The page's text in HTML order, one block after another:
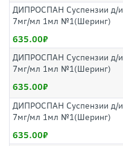
ДИПРОСПАН Суспензии д/и
7мг/мл 1мл №1(Шеринг)
635.00
ДИПРОСПАН Суспензии д/и
7мг/мл 1мл №1(Шеринг)
635.00
ДИПРОСПАН Суспензии д/и
7мг/мл 1мл №1(Шеринг)
635.00